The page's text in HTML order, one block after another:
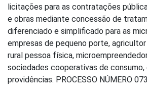
licitações para as contratações
e obras mediante concessão de
diferenciado e simplificado para as
empresas de pequeno porte,
rural pessoa física,
sociedades cooperativas de consumo,
providências. PROCESSO NÚMERO